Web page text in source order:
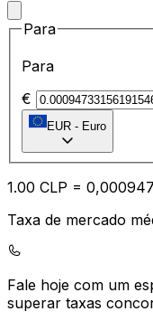
Para
Para
€
EUR - Euro
1.00 CLP = 0,000947
Taxa de mercado
Fale hoje com um
superar taxas